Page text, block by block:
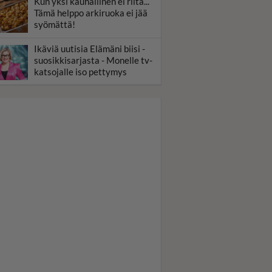
Tämä helppo arkiruoka ei jää
syömättä!
Ikäviä uutisia Elämäni biisi -
suosikkisarjasta - Monelle tv-
katsojalle iso pettymys